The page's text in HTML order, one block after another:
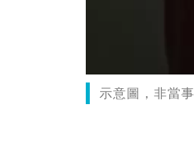
示意圖，非當